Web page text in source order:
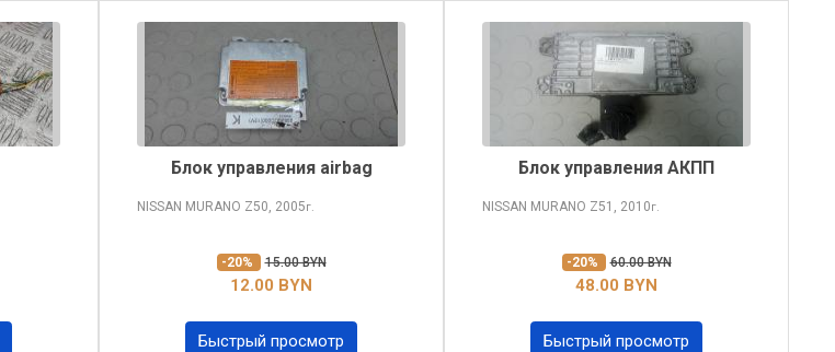
Блок управления airbag
NISSAN MURANO Z50, 2005г.
-20% 15.00 BYN
12.00 BYN
Быстрый просмотр
Блок управления АКПП
NISSAN MURANO Z51, 2010г.
-20% 60.00 BYN
48.00 BYN
Быстрый просмотр